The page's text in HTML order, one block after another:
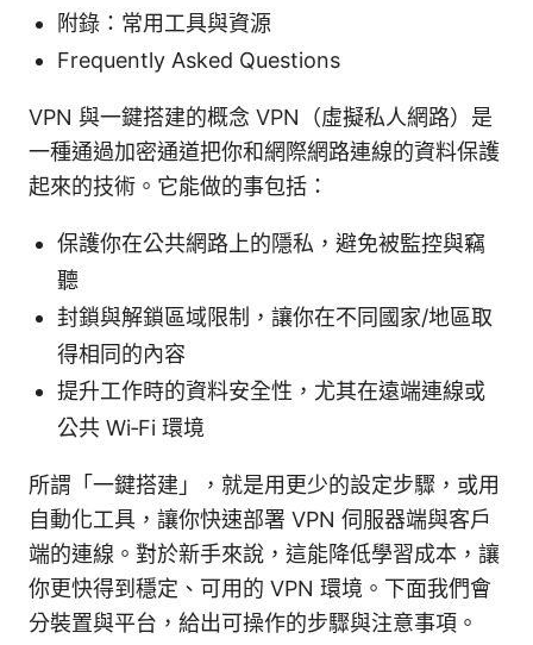
附錄：常用工具與資源
Frequently Asked Questions
VPN 與一鍵搭建的概念 VPN（虛擬私人網路）是
一種通過加密通道把你和網際網路連線的資料保護
起來的技術。它能做的事包括：
保護你在公共網路上的隱私，避免被監控與竊
聽
封鎖與解鎖區域限制，讓你在不同國家/地區取
得相同的內容
提升工作時的資料安全性，尤其在遠端連線或
公共 Wi‑Fi 環境
所謂「一鍵搭建」，就是用更少的設定步驟，或用
自動化工具，讓你快速部署 VPN 伺服器端與客戶
端的連線。對於新手來說，這能降低學習成本，讓
你更快得到穩定、可用的 VPN 環境。下面我們會
分裝置與平台，給出可操作的步驟與注意事項。